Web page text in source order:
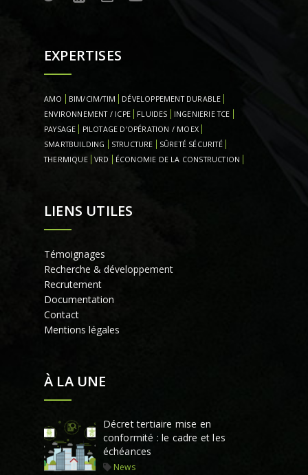
EXPERTISES
AMO BIM/CIM/TIM
DÉVELOPPEMENT DURABLE
ENVIRONNEMENT / ICPE
FLUIDES
INGENIERIE TCE
PAYSAGE
PILOTAGE D'OPÉRATION / MOEX
SMARTBUILDING
STRUCTURE
SÛRETÉ SÉCURITÉ
THERMIQUE
VRD ÉCONOMIE DE LA CONSTRUCTION
LIENS UTILES
Témoignages
Recherche & développement
Recrutement
Documentation
Contact
Mentions légales
À LA UNE
Décret tertiaire mise en
conformité : le cadre et les
échéances
News